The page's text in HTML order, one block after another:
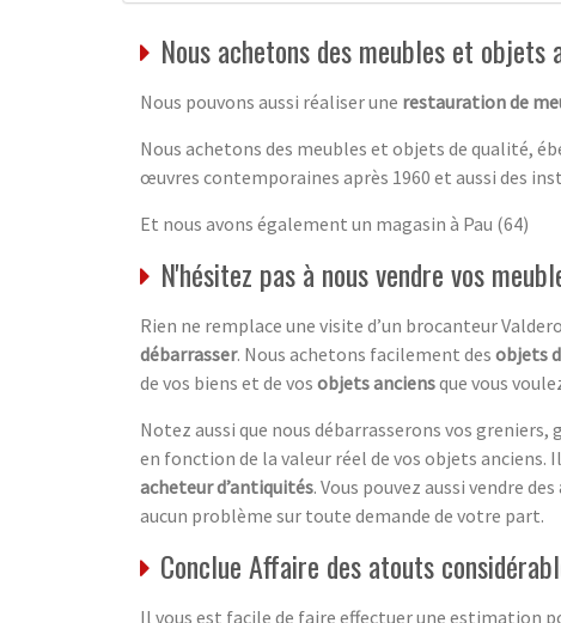
Nous achetons des meubles et
Nous pouvons aussi réaliser une restauration de
Nous achetons des meubles et objets de qualité,
œuvres contemporaines après 1960 et aussi des
Et nous avons également un magasin à Pau (64)
N'hésitez pas à nous vendre vos
Rien ne remplace une visite d’un brocanteur
débarrasser. Nous achetons facilement des objets
de vos biens et de vos objets anciensque vous
Notez aussi que nous débarrasserons vos
en fonction de la valeur réel de vos objets anciens.
acheteur d’antiquités. Vous pouvez aussi vendre des
aucun problème sur toute demande de votre part.
Conclue Affaire des atouts
Il vous est facile de faire effectuer une estimation